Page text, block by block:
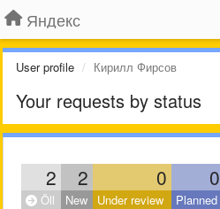
Яндекс
User profile Кирилл Фирсов
Your requests by status
2 2 0 0
Öll New Under review Planned